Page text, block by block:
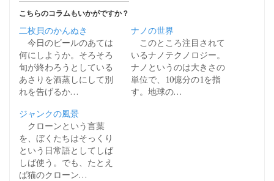
こちらのコラムもいかがですか？
二枚貝のかんぬき
今日のビールのあては
何にしようか。そろそろ
旬が終わろうとしている
あさりを酒蒸しにして別
れを告げるか…
ナノの世界
このところ注目されて
いるナノテクノロジー。
ナノというのは大きさの
単位で、10億分の1を指
す。地球の…
ジャンクの風景
クローンという言葉
を、ぼくたちはそっくり
という日常語としてしば
しば使う。でも、たとえ
ば猫のクローン…